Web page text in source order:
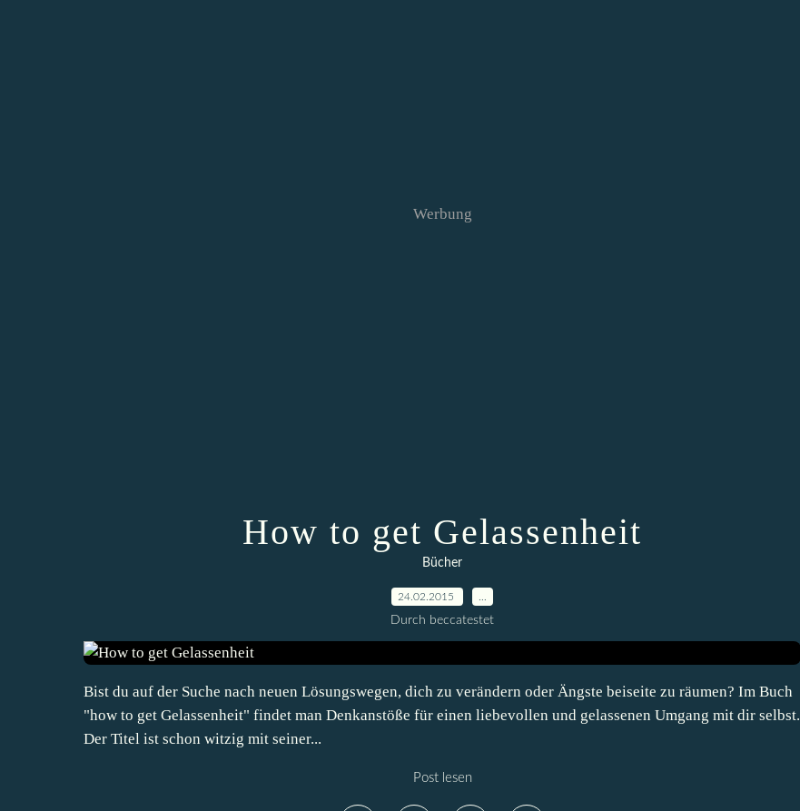
Werbung
How to get Gelassenheit
Bücher
24.02.2015
Durch beccatestet
Bist du auf der Suche nach neuen Lösungswegen, dich zu verändern oder Ängste beiseite zu räumen? Im Buch
"how to get Gelassenheit" findet man Denkanstöße für einen liebevollen und gelassenen Umgang mit dir selbst.
Der Titel ist schon witzig mit seiner...
Post lesen